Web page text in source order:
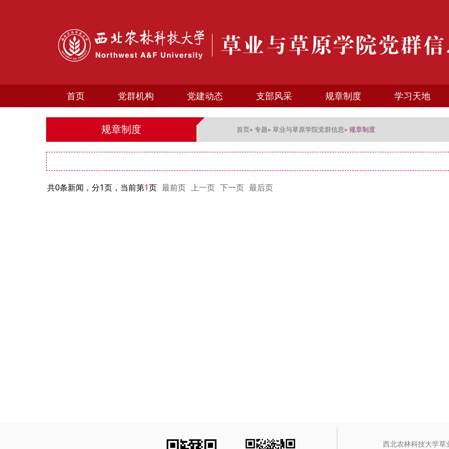
首页 党群机构 党建动态 支部风采 规章制度 学习天地
规章制度 首页» 专题» 草业与草原学院党群信息» 规章制度
共0条新闻，分1页，当前第1页 最前页 上一页 下一页 最后页
西北农林科技大学草